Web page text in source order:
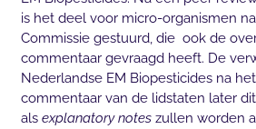
is het deel voor micro-organismen
Commissie gestuurd, die ook de
commentaar gevraagd heeft. De
Nederlandse EM Biopesticides na
commentaar van de lidstaten later
als explanatory noteszullen worden